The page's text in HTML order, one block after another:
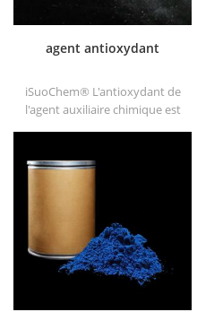
agent antioxydant
iSuoChem® L'antioxydant de
l'agent auxiliaire chimique est
largement utilisé dans le
fibres et de polyester et autre
synthèse des plastiques et
traitement.